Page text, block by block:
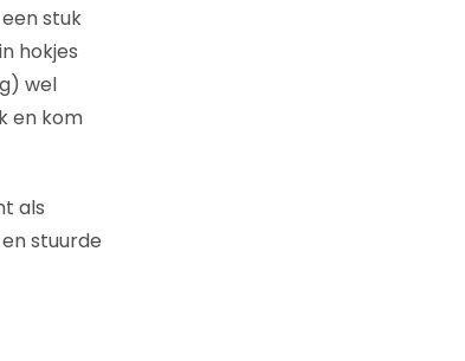
stuk
hokjes
wel
en kom
als
stuurde